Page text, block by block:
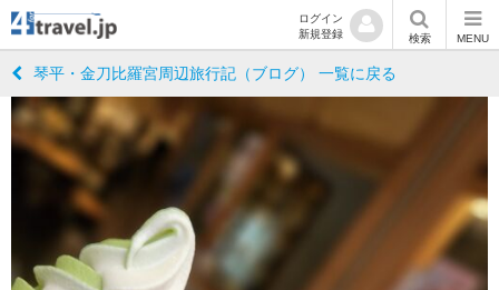
ログイン
新規登録
検索 MENU
琴平・金刀比羅宮周辺旅行記（ブログ） 一覧に戻る